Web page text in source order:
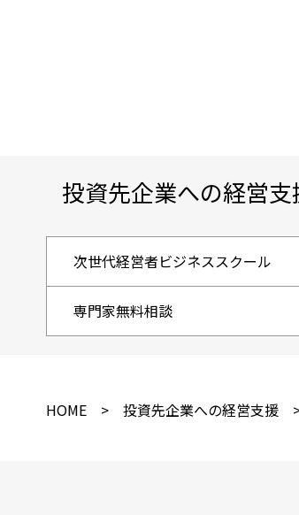
投資先企業への経営支
次世代経営者ビジネススクール
専門家無料相談
HOME > 投資先企業への経営支援